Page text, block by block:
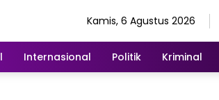
Kamis, 6 Agustus 2026
Internasional Politik Kriminal